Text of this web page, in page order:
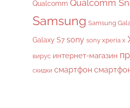
Qualcomm Qualcomm
Samsung Samsung
Galaxy S7 sony sony xperia x
вирус интернет-магазин
скидки смартфон